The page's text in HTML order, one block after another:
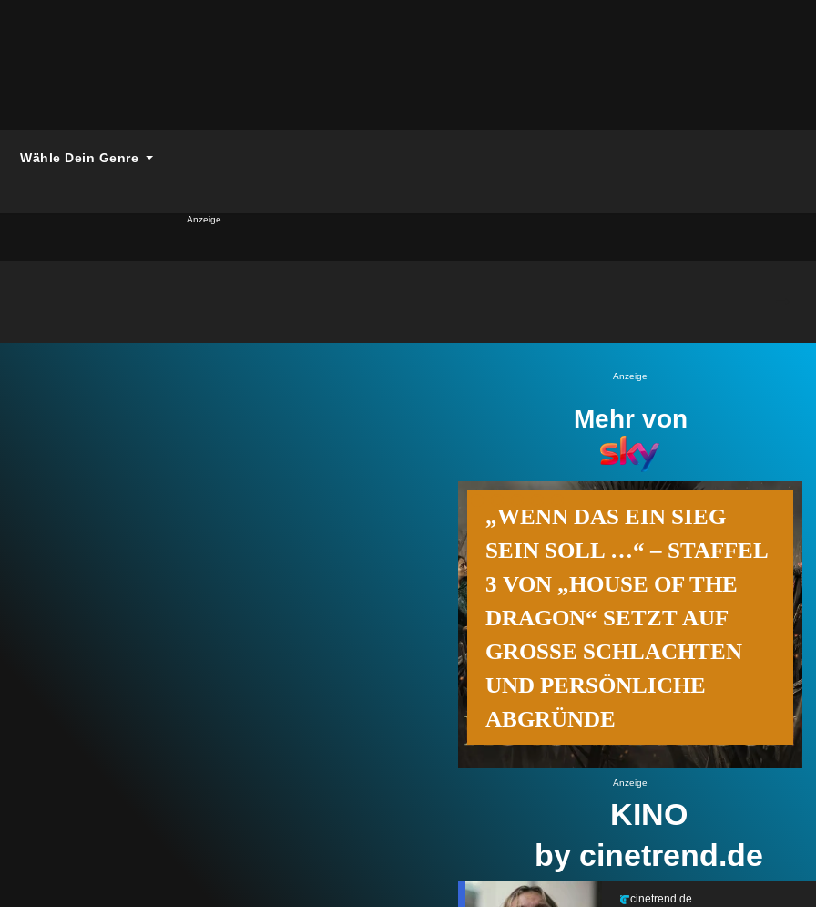
Wähle Dein Genre
Anzeige
Anzeige
Mehr von
„WENN DAS EIN SIEG
SEIN SOLL …“ – STAFFEL
3 VON „HOUSE OF THE
DRAGON“ SETZT AUF
GROSSE SCHLACHTEN U
ND PERSÖNLICHE A
BGRÜNDE
Anzeige
KINO
by cinetrend.de
cinetrend.de